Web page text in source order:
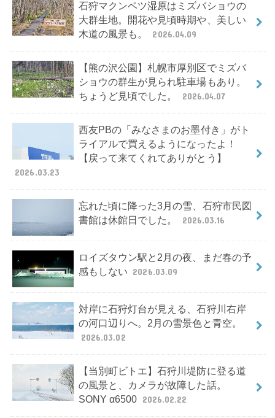
石狩マクンベツ湿原はミズバショウの
大群生地。開花や見頃時期や、美しい
木道の風景も。
2026.04.09
【熊の沢公園】札幌市厚別区でミズバ
ショウの群生が見られ駐車場もあり。
ちょうど見頃でした。
2026.04.07
西友PBの「みなさまのお墨付き」がト
ライアルで買えるようになったよ！
【戻って来てくれてありがとう】
2026.03.23
忘れた頃に降った3月の雪、石狩市民図
書館は休館日でした。
2026.03.16
ロイズタウン駅と2月の夜、まだ春の予
感もしない 2026.03.09
対岸に石狩灯台が見える、石狩川右岸
の河口辺りへ。2月の雪景色と青空。
2026.03.02
【当別町ビトエ】石狩川堤防に登る道
の風景と、カメラが故障した話。
SONY α6500 2026.02.22